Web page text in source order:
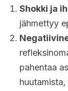
Shokki ja
jähmettyy
pahentaa